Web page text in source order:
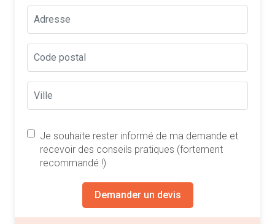
Je souhaite rester informé de ma demande et
recevoir des conseils pratiques (fortement
recommandé !)
Demander un devis